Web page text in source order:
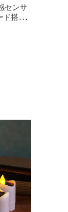
センサ
ド搭載
ゃれ l
ンライ